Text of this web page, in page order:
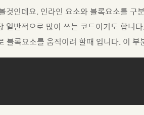
인데요. 인라인 요소와 블록요소를 구
일반적으로 많이 쓰는 코드이기도 합니
블록요소를 움직이려 할때 입니다. 이